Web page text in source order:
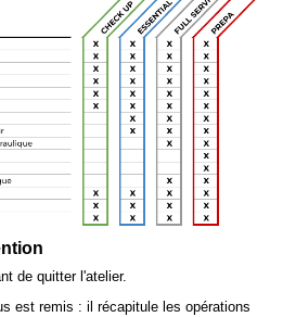
de quitter l'atelier.
est remis : il récapitule les opérations